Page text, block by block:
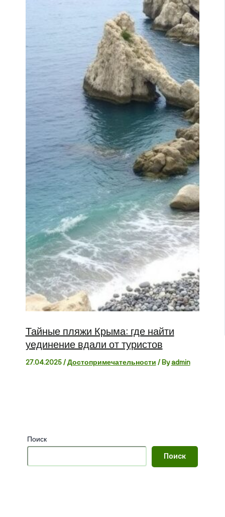
Тайные пляжи Крыма: где найти
уединение вдали от туристов
27.04.2025/Достопримечательности / Byadmin
Поиск
Поиск